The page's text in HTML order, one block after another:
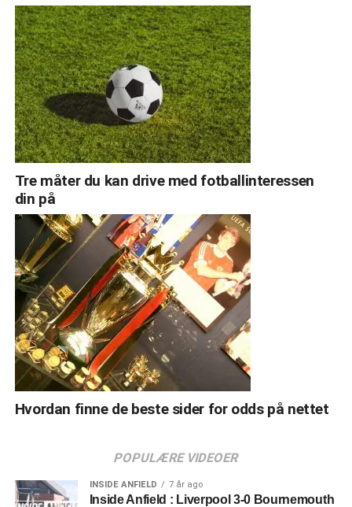
Tre måter du kan drive med fotballinteressen
din på
Hvordan finne de beste sider for odds på nettet
POPULÆRE VIDEOER
INSIDE ANFIELD 7 år ago
Inside Anfield : Liverpool 3-0 Bournemouth